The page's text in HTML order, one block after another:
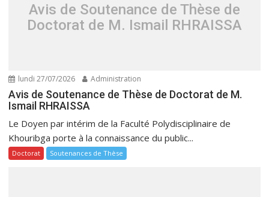
Avis de Soutenance de Thèse de
Doctorat de M. Ismail RHRAISSA
lundi 27/07/2026 Administration
Avis de Soutenance de Thèse de Doctorat de M.
Ismail RHRAISSA
Le Doyen par intérim de la Faculté Polydisciplinaire de
Khouribga porte à la connaissance du public...
Doctorat Soutenances de Thèse